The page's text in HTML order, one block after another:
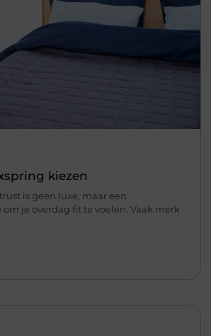
kiezen
is geen luxe, maar een
om je overdag fit te voelen. Vaak merk